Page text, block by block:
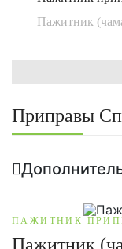
Пажитник
Приправы
ПАЖИТНИК
Пажитник